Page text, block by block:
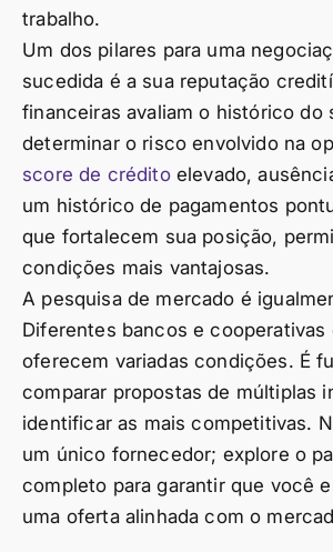
trabalho.
Um dos pilares para uma
sucedida é a sua reputação
financeiras avaliam o histórico do
determinar o risco envolvido na
score de créditoelevado,
um histórico de pagamentos
que fortalecem sua posição,
condições mais vantajosas.
A pesquisa de mercado é
Diferentes bancos e cooperativas
oferecem variadas condições. É
comparar propostas de múltiplas
identificar as mais competitivas.
um único fornecedor; explore o
completo para garantir que você
uma oferta alinhada com o